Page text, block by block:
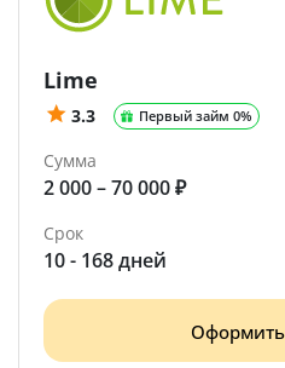
Lime
3.3 Первый займ 0%
Сумма
2 000 – 70 000 ₽
Срок
10 - 168 дней
Оформить